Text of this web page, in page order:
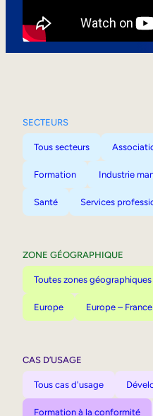
SECTEURS
Tous secteurs
Formation Industrie
Santé Services
ZONE GÉOGRAPHIQUE
Toutes zones géographiques
Europe Europe – France
CAS D’USAGE
Tous cas d'usage
Formation à la conformité